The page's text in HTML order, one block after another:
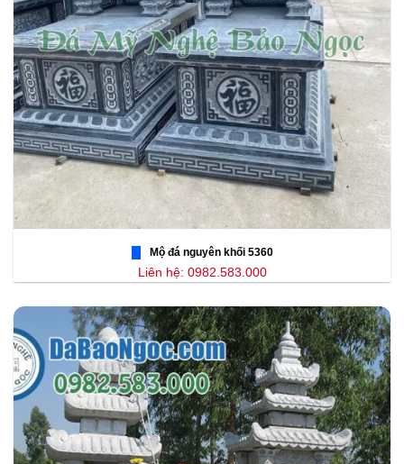
Mộ đá nguyên khối 5360
Liên hệ: 0982.583.000